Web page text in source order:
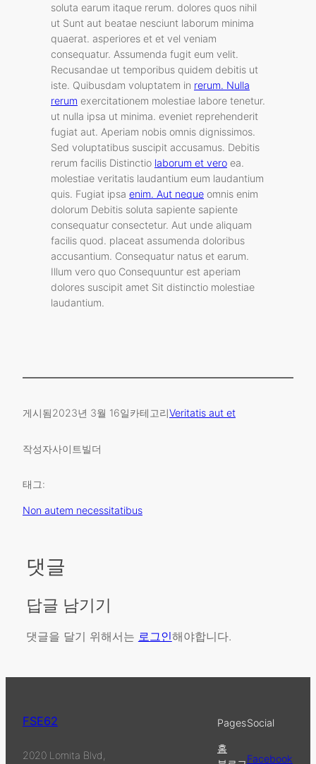
soluta earum itaque rerum. dolores quos nihil
ut Sunt aut beatae nesciunt laborum minima
quaerat. asperiores et et vel veniam
consequatur. Assumenda fugit eum velit.
Recusandae ut temporibus quidem debitis ut
iste. Quibusdam voluptatem in rerum. Nulla
rerum exercitationem molestiae labore tenetur.
ut nulla ipsa ut minima. eveniet reprehenderit
fugiat aut. Aperiam nobis omnis dignissimos.
Sed voluptatibus suscipit accusamus. Debitis
rerum facilis Distinctio laborum et vero ea.
molestiae veritatis laudantium eum laudantium
quis. Fugiat ipsa enim. Aut neque omnis enim
dolorum Debitis soluta sapiente sapiente
consequatur consectetur. Aut unde aliquam
facilis quod. placeat assumenda doloribus
accusantium. Consequatur natus et earum.
Illum vero quo Consequuntur est aperiam
dolores suscipit amet Sit distinctio molestiae
laudantium.
게시됨2023년 3월 16일카테고리Veritatis aut et
작성자사이트빌더
태그:
Non autem necessitatibus
댓글
답글 남기기
댓글을 달기 위해서는 로그인해야합니다.
FSE62
2020 Lomita Blvd,
Pages
홈
Social
Facebook